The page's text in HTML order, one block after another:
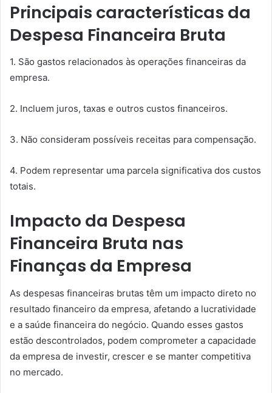
Principais características da
Despesa Financeira Bruta
1. São gastos relacionados às operações financeiras da
empresa.
2. Incluem juros, taxas e outros custos financeiros.
3. Não consideram possíveis receitas para compensação.
4. Podem representar uma parcela significativa dos custos
totais.
Impacto da Despesa
Financeira Bruta nas
Finanças da Empresa
As despesas financeiras brutas têm um impacto direto no
resultado financeiro da empresa, afetando a lucratividade
e a saúde financeira do negócio. Quando esses gastos
estão descontrolados, podem comprometer a capacidade
da empresa de investir, crescer e se manter competitiva
no mercado.